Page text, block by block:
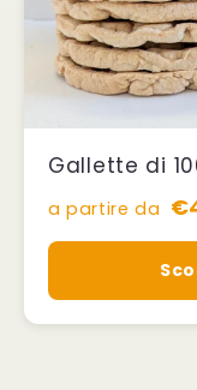
Gallette di
a partire da